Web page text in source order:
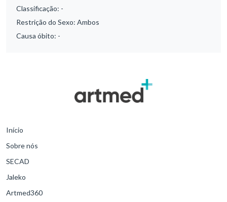
Classificação: -
Restrição do Sexo: Ambos
Causa óbito: -
Início
Sobre nós
SECAD
Jaleko
Artmed360